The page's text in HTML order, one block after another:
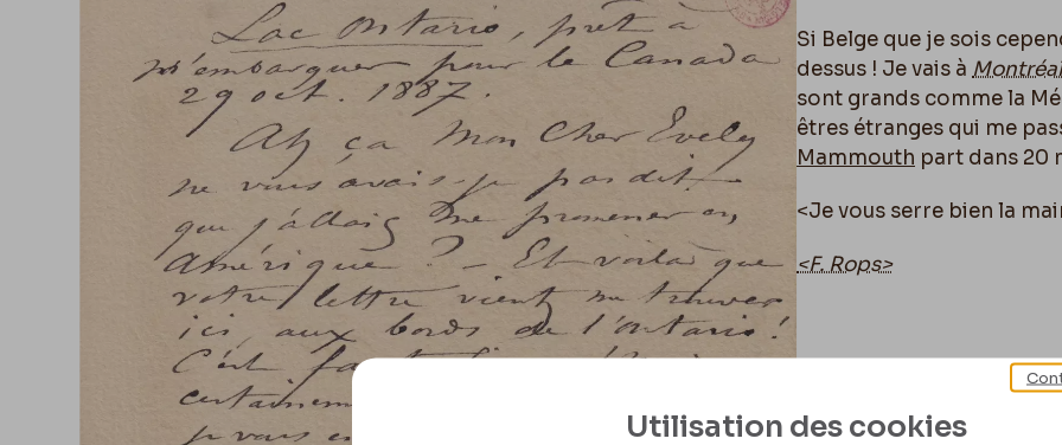
Si Belge que je sois
dessus ! Je vais à Montréal
sont grands comme la
êtres étranges qui me
Mammouth part dans 20
<Je vous serre bien la
<F. Rops>
Utilisation des cookies